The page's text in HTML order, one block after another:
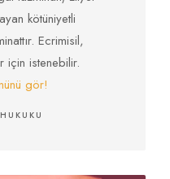
kötüniyetli
Ecrimisil,
için istenebilir.
gör!